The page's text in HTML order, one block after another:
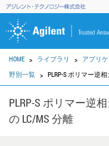
HOME ライブラリ アプリ
野別一覧
PLRP-S ポリマー逆
PLRP-S ポリマー逆
の LC/MS 分離